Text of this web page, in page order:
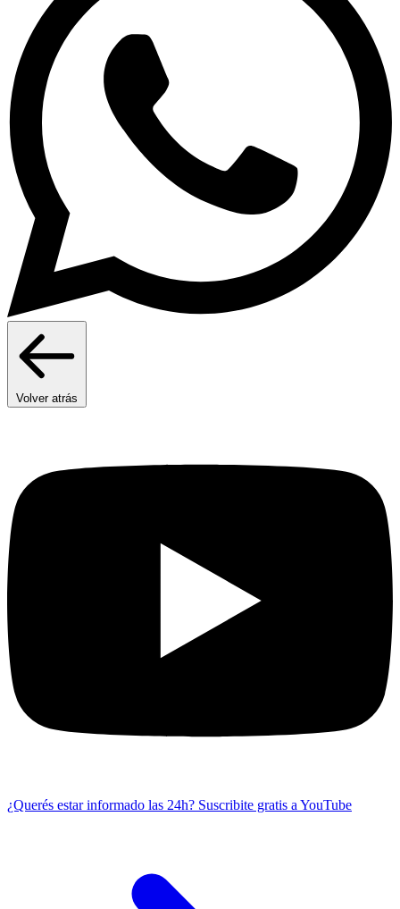
Volver atrás
¿Querés estar informado las 24h? Suscribite gratis a YouTube